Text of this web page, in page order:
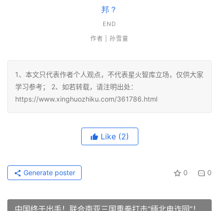
END
作者 | 孙雪童
1、本文只代表作者个人观点，不代表星火智库立场，仅供大家
学习参考； 2、如若转载，请注明出处：
https://www.xinghuozhiku.com/361786.html
Like (2)
0 0
Generate poster